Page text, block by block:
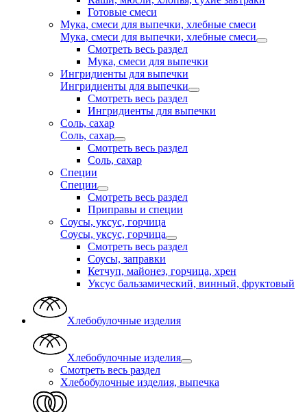
Готовые смеси
Мука, смеси для выпечки, хлебные смеси
Мука, смеси для выпечки, хлебные смеси
Смотреть весь раздел
Мука, смеси для выпечки
Ингридиенты для выпечки
Ингридиенты для выпечки
Смотреть весь раздел
Ингридиенты для выпечки
Соль, сахар
Соль, сахар
Смотреть весь раздел
Соль, сахар
Специи
Специи
Смотреть весь раздел
Приправы и специи
Соусы, уксус, горчица
Соусы, уксус, горчица
Смотреть весь раздел
Соусы, заправки
Кетчуп, майонез, горчица, хрен
Уксус бальзамический, винный, фруктовый
Хлебобулочные изделия
Хлебобулочные изделия
Смотреть весь раздел
Хлебобулочные изделия, выпечка